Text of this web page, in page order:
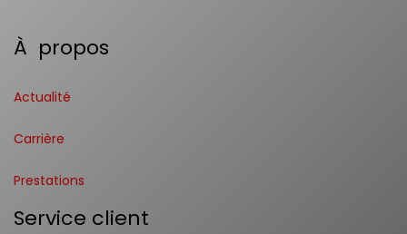
À propos
Actualité
Carrière
Prestations
Service client